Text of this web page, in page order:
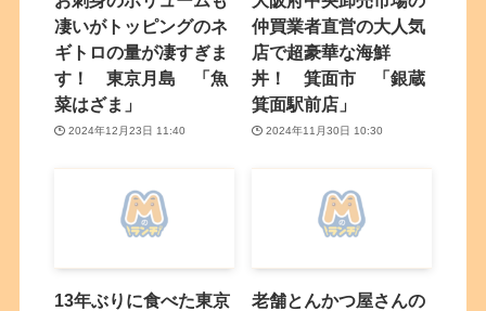
凄いがトッピングのネ
ギトロの量が凄すぎま
す！ 東京月島 「魚
菜はざま」
2024年12月23日 11:40
仲買業者直営の大人気
店で超豪華な海鮮
丼！ 箕面市 「銀蔵
箕面駅前店」
2024年11月30日 10:30
13年ぶりに食べた東京
老舗とんかつ屋さんの